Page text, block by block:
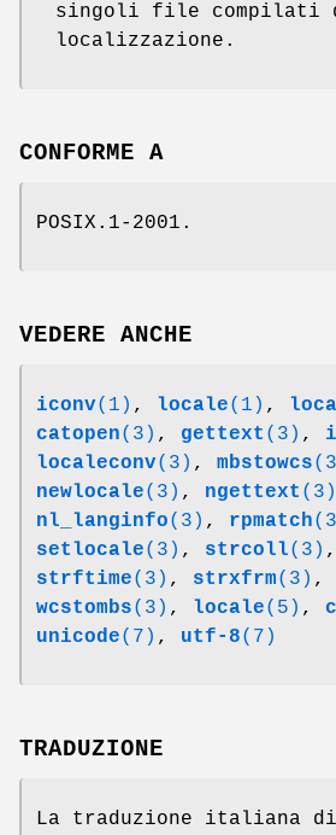
singoli file compilati
localizzazione.
CONFORME A
POSIX.1-2001.
VEDERE ANCHE
iconv(1) , locale(1) ,
catopen(3) , gettext (3) ,
localeconv(3) , mbstowcs
newlocale(3) , ngettext (3)
nl_langinfo(3) , rpmatch
setlocale(3) , strcoll(3)
strftime(3) , strxfrm(3) ,
wcstombs(3) , locale(5) ,
unicode(7) , utf-8(7)
TRADUZIONE
La traduzione italiana di